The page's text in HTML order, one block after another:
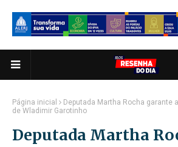
Página inicial
Deputada Martha Rocha garante
de Wladimir Garotinho
Deputada Martha